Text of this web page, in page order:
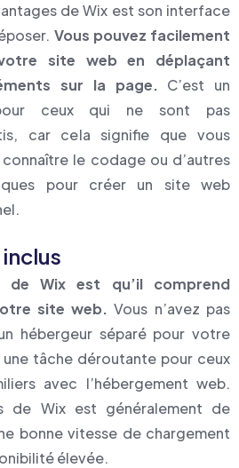
de Wix est son interface
Vous pouvez facilement
site web en déplaçant
sur la page. C’est un
ceux qui ne sont pas
car cela signifie que vous
connaître le codage ou d’autres
pour créer un site web
de Wix est qu’il comprend
site web. Vous n’avez pas
hébergeur séparé pour votre
tâche déroutante pour ceux
avec l’hébergement web.
de Wix est généralement de
bonne vitesse de chargement
élevée.